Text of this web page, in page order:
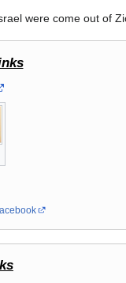
were come out of